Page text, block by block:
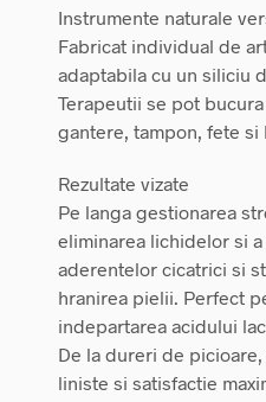
Instrumente naturale
Fabricat individual de
adaptabila cu un siliciu
Terapeutii se pot
gantere, tampon, fete si
Rezultate vizate
Pe langa gestionarea
eliminarea lichidelor si
aderentelor cicatrici si
hranirea pielii. Perfect
indepartarea acidului
De la dureri de
liniste si satisfactie